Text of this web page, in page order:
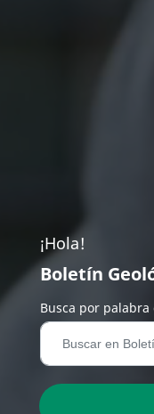
¡Hola!
Boletín
Busca por